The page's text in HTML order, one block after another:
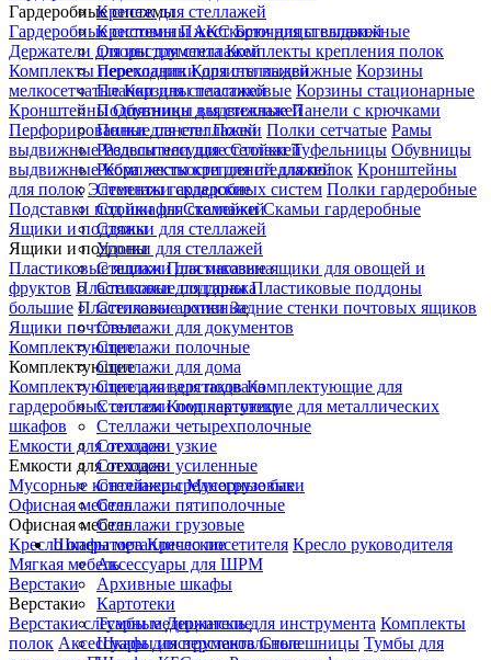
Крепеж для стеллажей
Крестовины жесткости для стеллажей
Опоры для стеллажей
Переходники для стеллажей
Планки для стеллажей
Подпятники для стеллажей
Полки для стеллажей
Разделители для стеллажей
Ребра жесткости для стеллажей
Стеллажи складские
Стойки для стеллажей
Стяжки для стеллажей
Уголки для стеллажей
Стеллажи для магазина
Стеллажи для гаража
Стеллажи архивные
Стеллажи для документов
Стеллажи полочные
Стеллажи для дома
Стеллажи для подвала
Стеллажи под картотеку
Стеллажи четырехполочные
Стеллажи узкие
Стеллажи усиленные
Стеллажи среднегрузовые
Стеллажи пятиполочные
Стеллажи грузовые
Шкафы металлические
Аксессуары для ШРМ
Архивные шкафы
Картотеки
Тумбы медицинские
Шкафы инструментальные
Гардеробные системы
Гардеробные системы ПАКС Брючницы выдвижные
Держатели для инструмента Комплекты крепления полок
Комплекты перекладин Корзины выдвижные Корзины
мелкосетчатые Корзины пластиковые Корзины стационарные
Кронштейны Обувницы выдвижные Панели с крючками
Перфорированные панели Полки Полки сетчатые Рамы
выдвижные Рельсы несущие Стойки Туфельницы Обувницы
выдвижные Комплекты креплений для полок Кронштейны
для полок Элементы гардеробных систем Полки гардеробные
Подставки под шкафы Скамейки Скамьи гардеробные
Ящики и поддоны
Ящики и поддоны
Пластиковые ящики Пластиковые ящики для овощей и
фруктов Пластиковые поддоны Пластиковые поддоны
большие Пластиковые лотки Задние стенки почтовых ящиков
Ящики почтовые
Комплектующие
Комплектующие
Комплектующие для верстаков Комплектующие для
гардеробных систем Комплектующие для металлических
шкафов
Емкости для отходов
Емкости для отходов
Мусорные контейнеры Мусорные баки
Офисная мебель
Офисная мебель
Кресло оператора Кресло посетителя Кресло руководителя
Мягкая мебель
Верстаки
Верстаки
Верстаки слесарные Держатель для инструмента Комплекты
полок Аксессуары для верстаков Столешницы Тумбы для